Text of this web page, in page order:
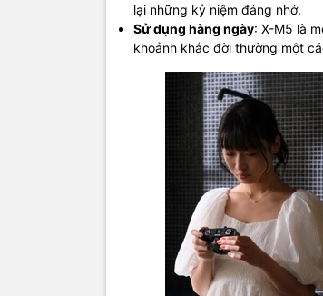
lại những kỷ niệm đáng nhớ.
Sử dụng hàng ngày: X-M5 là
khoảnh khắc đời thường một